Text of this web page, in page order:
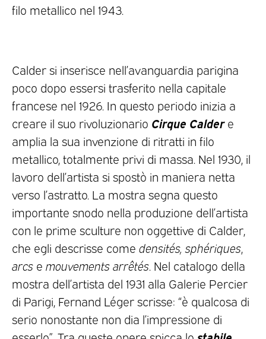
filo metallico nel 1943.
Calder si inserisce nell’avanguardia parigina
poco dopo essersi trasferito nella capitale
francese nel 1926. In questo periodo inizia a
creare il suo rivoluzionario Cirque Caldere
amplia la sua invenzione di ritratti in filo
metallico, totalmente privi di massa. Nel 1930, il
lavoro dell’artista si spostò in maniera netta
verso l’astratto. La mostra segna questo
importante snodo nella produzione dell’artista
con le prime sculture non oggettive di Calder,
che egli descrisse come densités, sphériques
arcs e mouvements arrêtés . Nel catalogo della
mostra dell’artista del 1931 alla Galerie Percier
di Parigi, Fernand Léger scrisse: “è qualcosa di
serio nonostante non dia l’impressione di